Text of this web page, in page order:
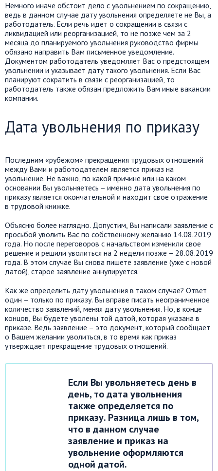
Немного иначе обстоит дело с увольнением по сокращению,
ведь в данном случае дату увольнения определяете не Вы, а
работодатель. Если речь идет о сокращении в связи с
ликвидацией или реорганизацией, то не позже чем за 2
месяца до планируемого увольнения руководство фирмы
обязано направить Вам письменное уведомление.
Документом работодатель уведомляет Вас о предстоящем
увольнении и указывает дату такого увольнения. Если Вас
планируют сократить в связи с реорганизацией, то
работодатель также обязан предложить Вам иные вакансии
компании.
Дата увольнения по приказу
Последним «рубежом» прекращения трудовых отношений
между Вами и работодателем является приказ на
увольнение. Не важно, по какой причине или на каком
основании Вы увольняетесь – именно дата увольнения по
приказу является окончательной и находит свое отражение
в трудовой книжке.
Объясню более наглядно. Допустим, Вы написали заявление с
просьбой уволить Вас по собственному желанию 14.08.2019
года. Но после переговоров с начальством изменили свое
решение и решили уволиться на 2 недели позже – 28.08.2019
года. В этом случае Вы снова пишете заявление (уже с новой
датой), старое заявление аннулируется.
Как же определить дату увольнения в таком случае? Ответ
один – только по приказу. Вы вправе писать неограниченное
количество заявлений, меняя дату увольнения. Но, в конце
концов, Вы будете уволены той датой, которая указана в
приказе. Ведь заявление – это документ, который сообщает
о Вашем желании уволиться, в то время как приказ
утверждает прекращение трудовых отношений.
Если Вы увольняетесь день в
день, то дата увольнения
также определяется по
приказу. Разница лишь в том,
что в данном случае
заявление и приказ на
увольнение оформляются
одной датой.